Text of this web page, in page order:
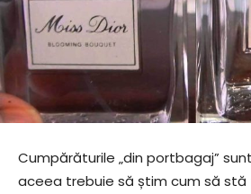
Cumpărăturile „din portbagaj”
aceea trebuie să știm cum să